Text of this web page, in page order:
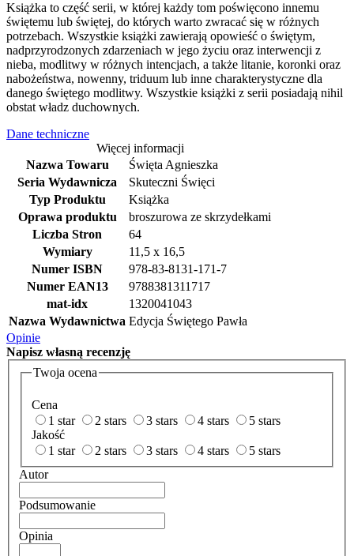
Książka to część serii, w której każdy tom poświęcono innemu
świętemu lub świętej, do których warto zwracać się w różnych
potrzebach. Wszystkie książki zawierają opowieść o świętym,
nadprzyrodzonych zdarzeniach w jego życiu oraz interwencji z
nieba, modlitwy w różnych intencjach, a także litanie, koronki oraz
nabożeństwa, nowenny, triduum lub inne charakterystyczne dla
danego świętego modlitwy. Wszystkie książki z serii posiadają nihil
obstat władz duchownych.
Dane techniczne
Więcej informacji
Nazwa Towaru
Święta Agnieszka
Seria Wydawnicza
Skuteczni Święci
Typ Produktu
Książka
Oprawa produktu
broszurowa ze skrzydełkami
Liczba Stron
64
Wymiary
11,5 x 16,5
Numer ISBN
978-83-8131-171-7
Numer EAN13
9788381311717
mat-idx
1320041043
Nazwa Wydawnictwa Edycja Świętego Pawła
Opinie
Napisz własną recenzję
Twoja ocena
Cena
1 star
2 stars 3 stars 4 stars
5 stars
Jakość
1 star
2 stars 3 stars 4 stars
5 stars
Autor
Podsumowanie
Opinia